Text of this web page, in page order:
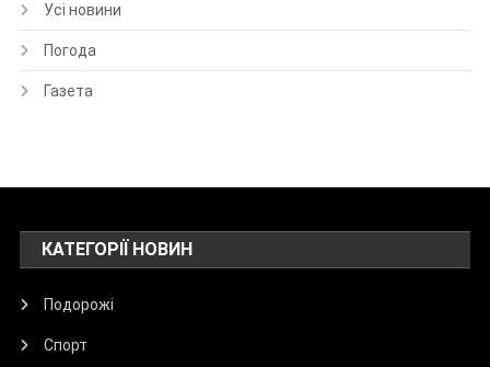
Усі новини
Погода
Газета
КАТЕГОРІЇ НОВИН
Подорожі
Спорт